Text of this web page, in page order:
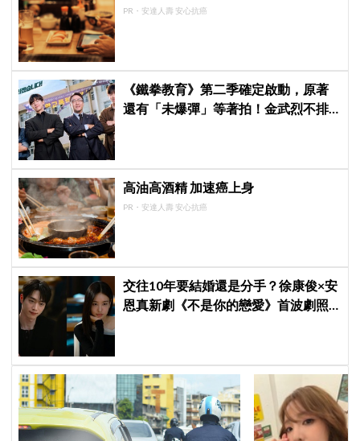
PR・安達人壽 安心抗癌
《鐵拳教育》第二季確定啟動，原著
還有「未爆彈」等著拍！金武烈不排
高油高酒精 加速癌上身
PR・安達人壽 安心抗癌
交往10年要結婚還是分手？徐康俊×安
恩真新劇《不是你的戀愛》首波劇照